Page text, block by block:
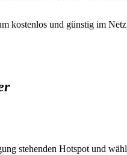
kostenlos und günstig im
stehenden Hotspot und